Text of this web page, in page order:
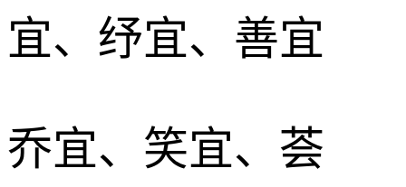
宜、纾宜、善宜
乔宜、笑宜、荟